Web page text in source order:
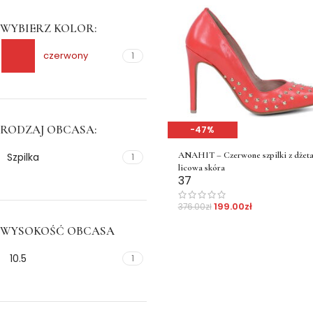
WYBIERZ KOLOR:
czerwony 1
RODZAJ OBCASA:
Szpilka 1
WYSOKOŚĆ OBCASA
10.5 1
-47%
ANAHIT – Czerwone szpilki z
licowa skóra
37
376.00zł 199.00zł